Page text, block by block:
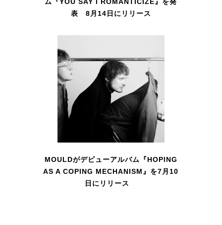
ム『YOU SAY I ROMANTICIZE』を発
表 8月14日にリリース
MOULDがデビューアルバム『HOPING
AS A COPING MECHANISM』を7月10
日にリリース